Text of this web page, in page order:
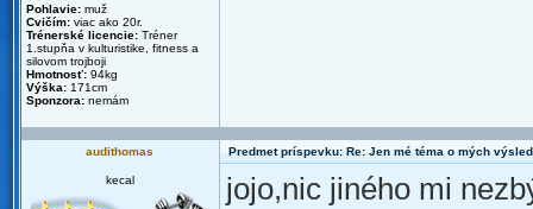
Pohlavie: muž
Cvičím: viac ako 20r.
Trénerské licencie: Tréner
1.stupňa v kulturistike, fitness a
silovom trojboji
Hmotnosť: 94kg
Výška: 171cm
Sponzora: nemám
audithomas Predmet príspevku: Re: Jen mé téma o mých
kecal
jojo,nic jiného mi